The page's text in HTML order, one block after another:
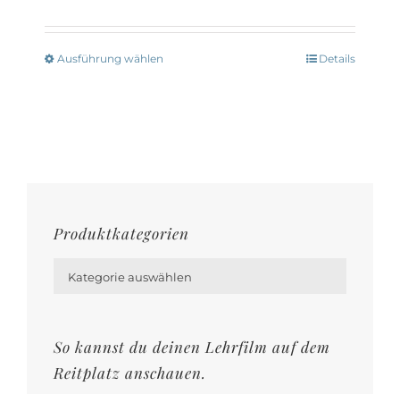
Die
Ausführung wählen
können
Produktseite
gewählt
Details
Produktkategorien
Kategorie auswählen
So kannst du deinen Lehrfilm auf dem
Reitplatz anschauen.